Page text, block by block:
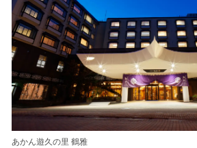
あかん遊久の里 鶴雅